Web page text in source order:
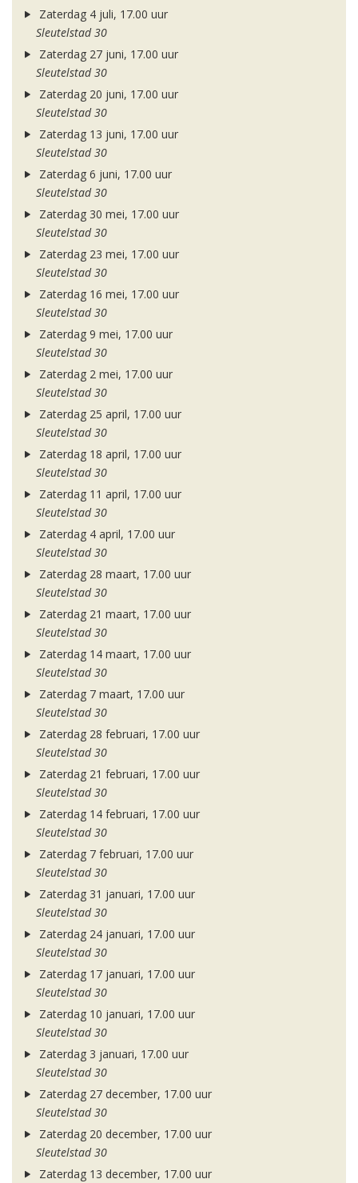
Zaterdag 4 juli, 17.00 uur
Sleutelstad 30
Zaterdag 27 juni, 17.00 uur
Sleutelstad 30
Zaterdag 20 juni, 17.00 uur
Sleutelstad 30
Zaterdag 13 juni, 17.00 uur
Sleutelstad 30
Zaterdag 6 juni, 17.00 uur
Sleutelstad 30
Zaterdag 30 mei, 17.00 uur
Sleutelstad 30
Zaterdag 23 mei, 17.00 uur
Sleutelstad 30
Zaterdag 16 mei, 17.00 uur
Sleutelstad 30
Zaterdag 9 mei, 17.00 uur
Sleutelstad 30
Zaterdag 2 mei, 17.00 uur
Sleutelstad 30
Zaterdag 25 april, 17.00 uur
Sleutelstad 30
Zaterdag 18 april, 17.00 uur
Sleutelstad 30
Zaterdag 11 april, 17.00 uur
Sleutelstad 30
Zaterdag 4 april, 17.00 uur
Sleutelstad 30
Zaterdag 28 maart, 17.00 uur
Sleutelstad 30
Zaterdag 21 maart, 17.00 uur
Sleutelstad 30
Zaterdag 14 maart, 17.00 uur
Sleutelstad 30
Zaterdag 7 maart, 17.00 uur
Sleutelstad 30
Zaterdag 28 februari, 17.00 uur
Sleutelstad 30
Zaterdag 21 februari, 17.00 uur
Sleutelstad 30
Zaterdag 14 februari, 17.00 uur
Sleutelstad 30
Zaterdag 7 februari, 17.00 uur
Sleutelstad 30
Zaterdag 31 januari, 17.00 uur
Sleutelstad 30
Zaterdag 24 januari, 17.00 uur
Sleutelstad 30
Zaterdag 17 januari, 17.00 uur
Sleutelstad 30
Zaterdag 10 januari, 17.00 uur
Sleutelstad 30
Zaterdag 3 januari, 17.00 uur
Sleutelstad 30
Zaterdag 27 december, 17.00 uur
Sleutelstad 30
Zaterdag 20 december, 17.00 uur
Sleutelstad 30
Zaterdag 13 december, 17.00 uur